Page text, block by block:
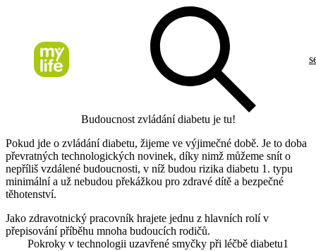
Budoucnost zvládání diabetu je tu!
Pokud jde o zvládání diabetu, žijeme ve výjimečné době. Je to doba
převratných technologických novinek, díky nimž můžeme snít o
nepříliš vzdálené budoucnosti, v níž budou rizika diabetu 1. typu
minimální a už nebudou překážkou pro zdravé dítě a bezpečné
těhotenství.
Jako zdravotnický pracovník hrajete jednu z hlavních rolí v
přepisování příběhu mnoha budoucích rodičů.
Pokroky v technologii uzavřené smyčky při léčbě diabetu1